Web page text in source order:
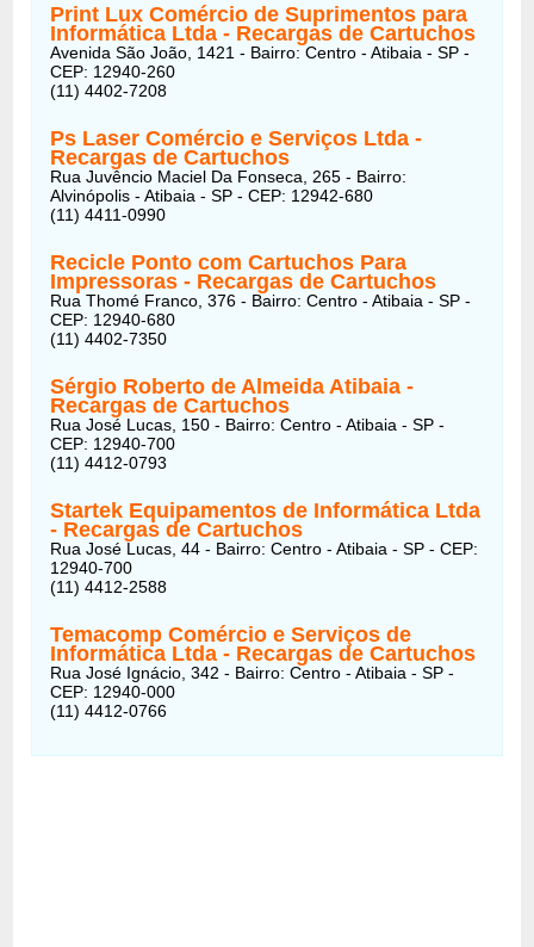
Print Lux Comércio de Suprimentos para
Informática Ltda - Recargas de Cartuchos
Avenida São João, 1421 - Bairro: Centro - Atibaia - SP -
CEP: 12940-260
(11) 4402-7208
Ps Laser Comércio e Serviços Ltda -
Recargas de Cartuchos
Rua Juvêncio Maciel Da Fonseca, 265 - Bairro:
Alvinópolis - Atibaia - SP - CEP: 12942-680
(11) 4411-0990
Recicle Ponto com Cartuchos Para
Impressoras - Recargas de Cartuchos
Rua Thomé Franco, 376 - Bairro: Centro - Atibaia - SP -
CEP: 12940-680
(11) 4402-7350
Sérgio Roberto de Almeida Atibaia -
Recargas de Cartuchos
Rua José Lucas, 150 - Bairro: Centro - Atibaia - SP -
CEP: 12940-700
(11) 4412-0793
Startek Equipamentos de Informática Ltda
- Recargas de Cartuchos
Rua José Lucas, 44 - Bairro: Centro - Atibaia - SP - CEP:
12940-700
(11) 4412-2588
Temacomp Comércio e Serviços de
Informática Ltda - Recargas de Cartuchos
Rua José Ignácio, 342 - Bairro: Centro - Atibaia - SP -
CEP: 12940-000
(11) 4412-0766